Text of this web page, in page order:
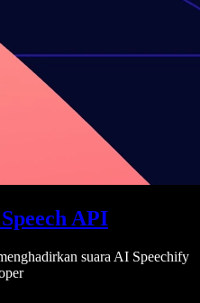
API
suara AI Speechify